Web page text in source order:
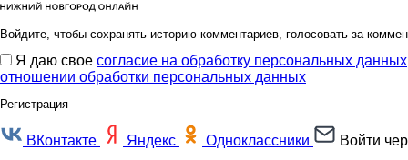
Войдите, чтобы сохранять историю комментариев, голосовать за
Я даю свое согласие на обработку персональных данных
отношении обработки персональных данных
Регистрация
ВКонтакте Яндекс Одноклассники Войти